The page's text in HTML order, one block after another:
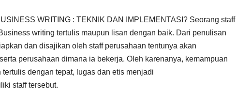
WRITING : TEKNIK DAN IMPLEMENTASI? Seorang staff
writing tertulis maupun lisan dengan baik. Dari penulisan
dan disajikan oleh staff perusahaan tentunya akan
perusahaan dimana ia bekerja. Oleh karenanya, kemampuan
dengan tepat, lugas dan etis menjadi
staff tersebut.